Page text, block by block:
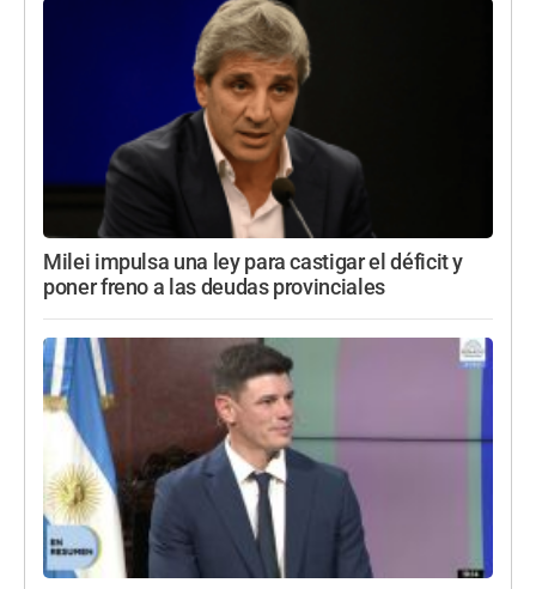
Milei impulsa una ley para castigar el déficit y
poner freno a las deudas provinciales